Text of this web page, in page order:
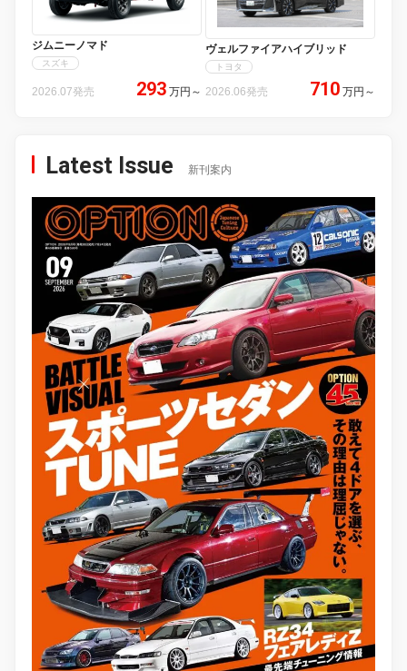
ジムニーノマド
スズキ
2026.07発売 293 万円 ～
ヴェルファイアハイブリッド
トヨタ
2026.06発売 710 万円 ～
Latest Issue 新刊案内